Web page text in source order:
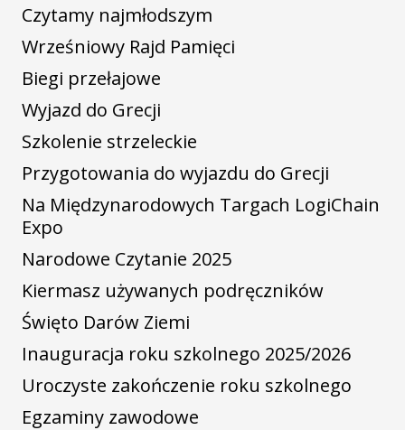
Czytamy najmłodszym
Wrześniowy Rajd Pamięci
Biegi przełajowe
Wyjazd do Grecji
Szkolenie strzeleckie
Przygotowania do wyjazdu do Grecji
Na Międzynarodowych Targach LogiChain
Expo
Narodowe Czytanie 2025
Kiermasz używanych podręczników
Święto Darów Ziemi
Inauguracja roku szkolnego 2025/2026
Uroczyste zakończenie roku szkolnego
Egzaminy zawodowe